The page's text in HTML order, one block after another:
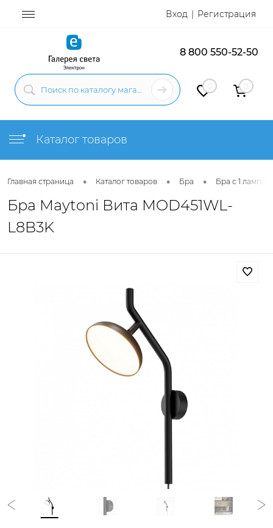
Вход Регистрация
8 800 550-52-50
0 0
Каталог товаров
Главная страница • Каталог товаров • Бра • Бра с 1 лампой
Бра Maytoni Вита MOD451WL-
L8B3K